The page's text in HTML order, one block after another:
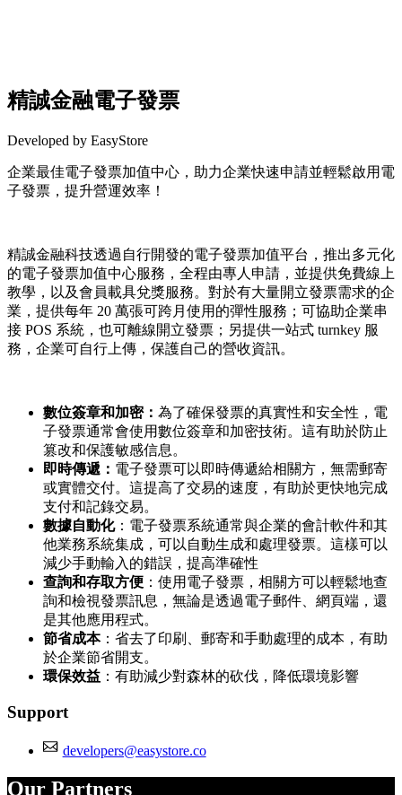
精誠金融電子發票
Developed by EasyStore
企業最佳電子發票加值中心，助力企業快速申請並輕鬆啟用電
子發票，提升營運效率！
精誠金融科技透過自行開發的電子發票加值平台，推出多元化
的電子發票加值中心服務，全程由專人申請，並提供免費線上
教學，以及會員載具兌獎服務。對於有大量開立發票需求的企
業，提供每年 20 萬張可跨月使用的彈性服務；可協助企業串
接 POS 系統，也可離線開立發票；另提供一站式 turnkey 服
務，企業可自行上傳，保護自己的營收資訊。
數位簽章和加密： 為了確保發票的真實性和安全性，電
子發票通常會使用數位簽章和加密技術。這有助於防止
篡改和保護敏感信息。
即時傳遞： 電子發票可以即時傳遞給相關方，無需郵寄
或實體交付。這提高了交易的速度，有助於更快地完成
支付和記錄交易。
數據自動化：電子發票系統通常與企業的會計軟件和其
他業務系統集成，可以自動生成和處理發票。這樣可以
減少手動輸入的錯誤，提高準確性
查詢和存取方便 ：使用電子發票，相關方可以輕鬆地查
詢和檢視發票訊息，無論是透過電子郵件、網頁端，還
是其他應用程式。
節省成本：省去了印刷、郵寄和手動處理的成本，有助
於企業節省開支。
環保效益 ：有助減少對森林的砍伐，降低環境影響
Support
developers@easystore.co
Our Partners